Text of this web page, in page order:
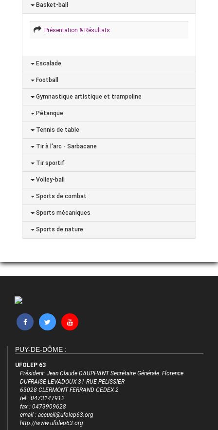
Basket-ball
Présentation & Résultats
Escalade
Football
Gymnastique artistique et trampoline
Pétanque
Tennis de table
Tir à l'arc - Sarbacane
Tir sportif
Volley-ball
Sports de combat
Sports mécaniques
Sports de nature
PUY-DE-DÔME :
UFOLEP 63
Président: Jean Claude DAUPHANT Secrétaire Générale: Florence
DUFRAISE LEVADOUX 31 RUE PELISSIER
63028 CLERMONT FERRAND CEDEX 2
tel : 0473147912
fax : 0473909628
email : accueil@ufolep63.org
http://www.ufolep63.org